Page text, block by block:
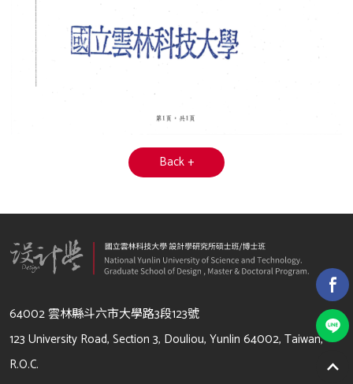
Back +
64002 雲林縣斗六市大學路3段123號
123 University Road, Section 3, Douliou, Yunlin 64002, Taiwan,
R.O.C.